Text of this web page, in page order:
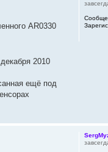
AR0330
2010
ещё под